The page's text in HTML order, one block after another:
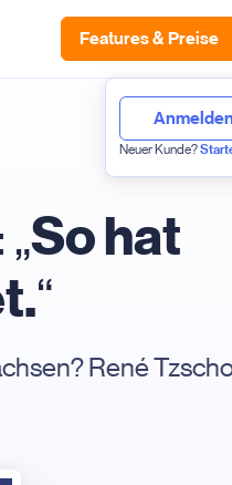
Features & Preise
Neuer Kunde?
So hat
“
René